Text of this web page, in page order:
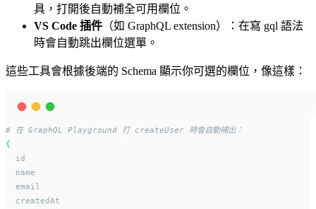
具，打開後自動補全可用欄位。
VS Code 插件 （如 GraphQL extension）：在寫 gql 語法
時會自動跳出欄位選單。
這些工具會根據後端的 Schema 顯示你可選的欄位，像這樣：
# 在 GraphQL Playground 打 createUser 時會自動補出：
{
  id
  name
  email
  createdAt